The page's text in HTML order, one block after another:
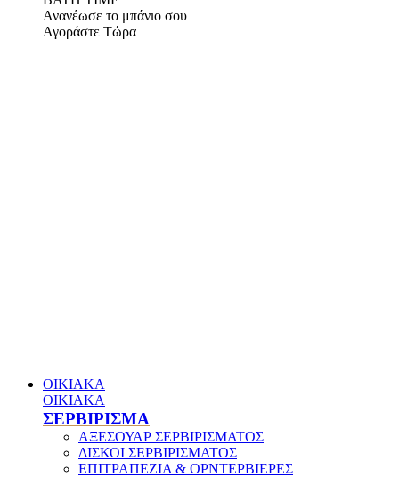
Ανανέωσε το μπάνιο σου
Αγοράστε Τώρα
ΟΙΚΙΑΚΑ
ΟΙΚΙΑΚΑ
ΣΕΡΒΙΡΙΣΜΑ
ΑΞΕΣΟΥΑΡ ΣΕΡΒΙΡΙΣΜΑΤΟΣ
ΔΙΣΚΟΙ ΣΕΡΒΙΡΙΣΜΑΤΟΣ
ΕΠΙΤΡΑΠΕΖΙΑ & ΟΡΝΤΕΡΒΙΕΡΕΣ